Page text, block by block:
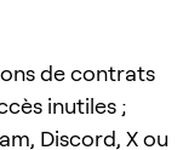
de contrats
inutiles ;
Discord, X ou